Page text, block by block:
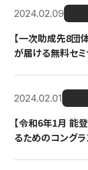
2024.02.09
【一次助成先8団
が届ける無料セ
2024.02.01
【令和6年1月 能
るためのコング